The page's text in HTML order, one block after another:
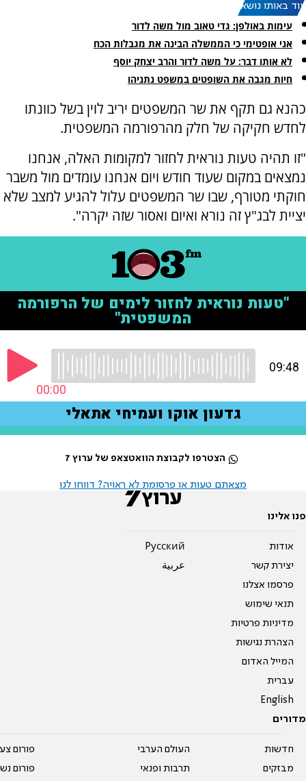
עוד באותו נושא:
עימות באולפן: גדי טאוב מול משה לדור
אני אופטימי כי הממשלה הבינה את מגבלות הכח
לא אותו דבר: על משה לדור והרב יצחק יוסף
חיות מגבה את השופטים במשפט נתניהו
כהנא גם תקף את שר המשפטים יריב לוין בשל כוונתו
לחדש חקיקה של חלק מהרפורמה המשפטית.
"זו תהיה טעות נוראית לחזור למקומות האלה, אנחנו
נמצאים במקום שעוד חודש ויום אנחנו עומדים מול משבר
חוקתי מטורף, שבו שר המשפטים עלול להגיע למצב שלא
יציית לבג"ץ זה נורא ואיום ואסור שזה יקרה".
הצטרפו לקבוצת הוואטצאפ של ערוץ 7
מצאתם טעות או פרסומת לא ראויה? דווחו לנו
פנו אלינו
אודות
יצירת קשר
פרסמו אצלנו
תנאי שימוש
מדיניות פרטיות
הצהרת נגישות
המייל האדום
עברית
English
Pусский
عربية
מדורים
חדשות
מבזקים
העולם הערבי
תרבות ופנאי
פורום
פורום